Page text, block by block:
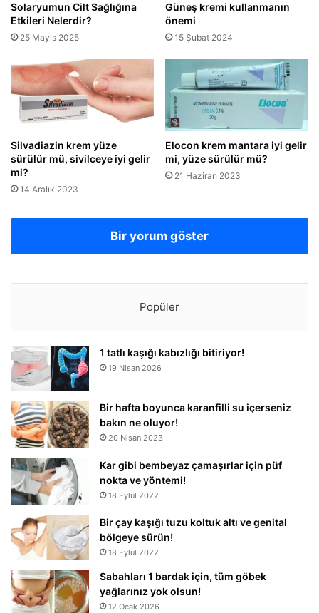
Solaryumun Cilt Sağlığına
Etkileri Nelerdir?
25 Mayıs 2025
Güneş kremi kullanmanın
önemi
15 Şubat 2024
Silvadiazin krem yüze
sürülür mü, sivilceye iyi gelir
mi?
14 Aralık 2023
Elocon krem mantara iyi gelir
mi, yüze sürülür mü?
21 Haziran 2023
Bir yorum göster
Popüler
1 tatlı kaşığı kabızlığı bitiriyor!
19 Nisan 2026
Bir hafta boyunca karanfilli su içerseniz
bakın ne oluyor!
20 Nisan 2023
Kar gibi bembeyaz çamaşırlar için püf
nokta ve yöntemi!
18 Eylül 2022
Bir çay kaşığı tuzu koltuk altı ve genital
bölgeye sürün!
18 Eylül 2022
Sabahları 1 bardak için, tüm göbek
yağlarınız yok olsun!
12 Ocak 2026